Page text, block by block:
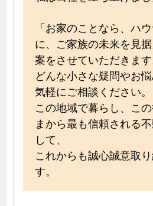
「お家のことなら、ハ
に、ご家族の未来を見
案をさせていただきます
どんな小さな疑問やお
気軽にご相談ください。
この地域で暮らし、こ
まから最も信頼される
して、
これからも誠心誠意取
す。